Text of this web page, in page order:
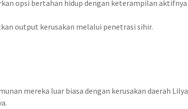
opsi bertahan hidup dengan keterampilan aktifnya
output kerusakan melalui penetrasi sihir.
mereka luar biasa dengan kerusakan daerah